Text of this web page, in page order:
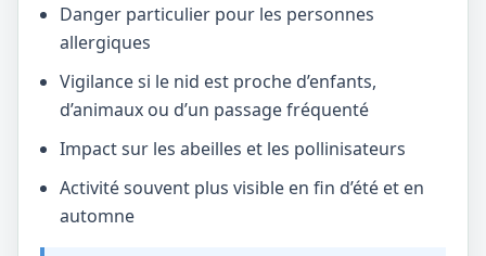
Danger particulier pour les personnes
allergiques
Vigilance si le nid est proche d’enfants,
d’animaux ou d’un passage fréquenté
Impact sur les abeilles et les pollinisateurs
Activité souvent plus visible en fin d’été et en
automne